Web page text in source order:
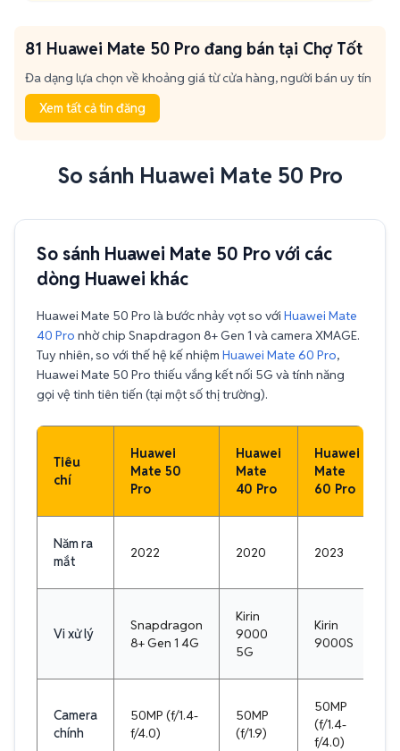
81 Huawei Mate 50 Pro đang bán tại Chợ Tốt
Đa dạng lựa chọn về khoảng giá từ cửa hàng, người bán uy tín
Xem tất cả tin đăng
So sánh Huawei Mate 50 Pro
So sánh Huawei Mate 50 Pro với các
dòng Huawei khác
Huawei Mate 50 Pro là bước nhảy vọt so với Huawei Mate
40 Pro nhờ chip Snapdragon 8+ Gen 1 và camera XMAGE.
Tuy nhiên, so với thế hệ kế nhiệm Huawei Mate 60 Pro,
Huawei Mate 50 Pro thiếu vắng kết nối 5G và tính năng
gọi vệ tinh tiên tiến (tại một số thị trường).
Tiêu
chí
Huawei
Mate 50
Pro
Huawei
Mate
40 Pro
Huawei
Mate
60 Pro
Năm ra
mắt
2022 2020 2023
Vi xử lý
Snapdragon
8+ Gen 1 4G
Kirin
9000
5G
Kirin
9000S
Camera
chính
50MP (f/1.4-
f/4.0)
50MP
(f/1.9)
50MP
(f/1.4-
f/4.0)